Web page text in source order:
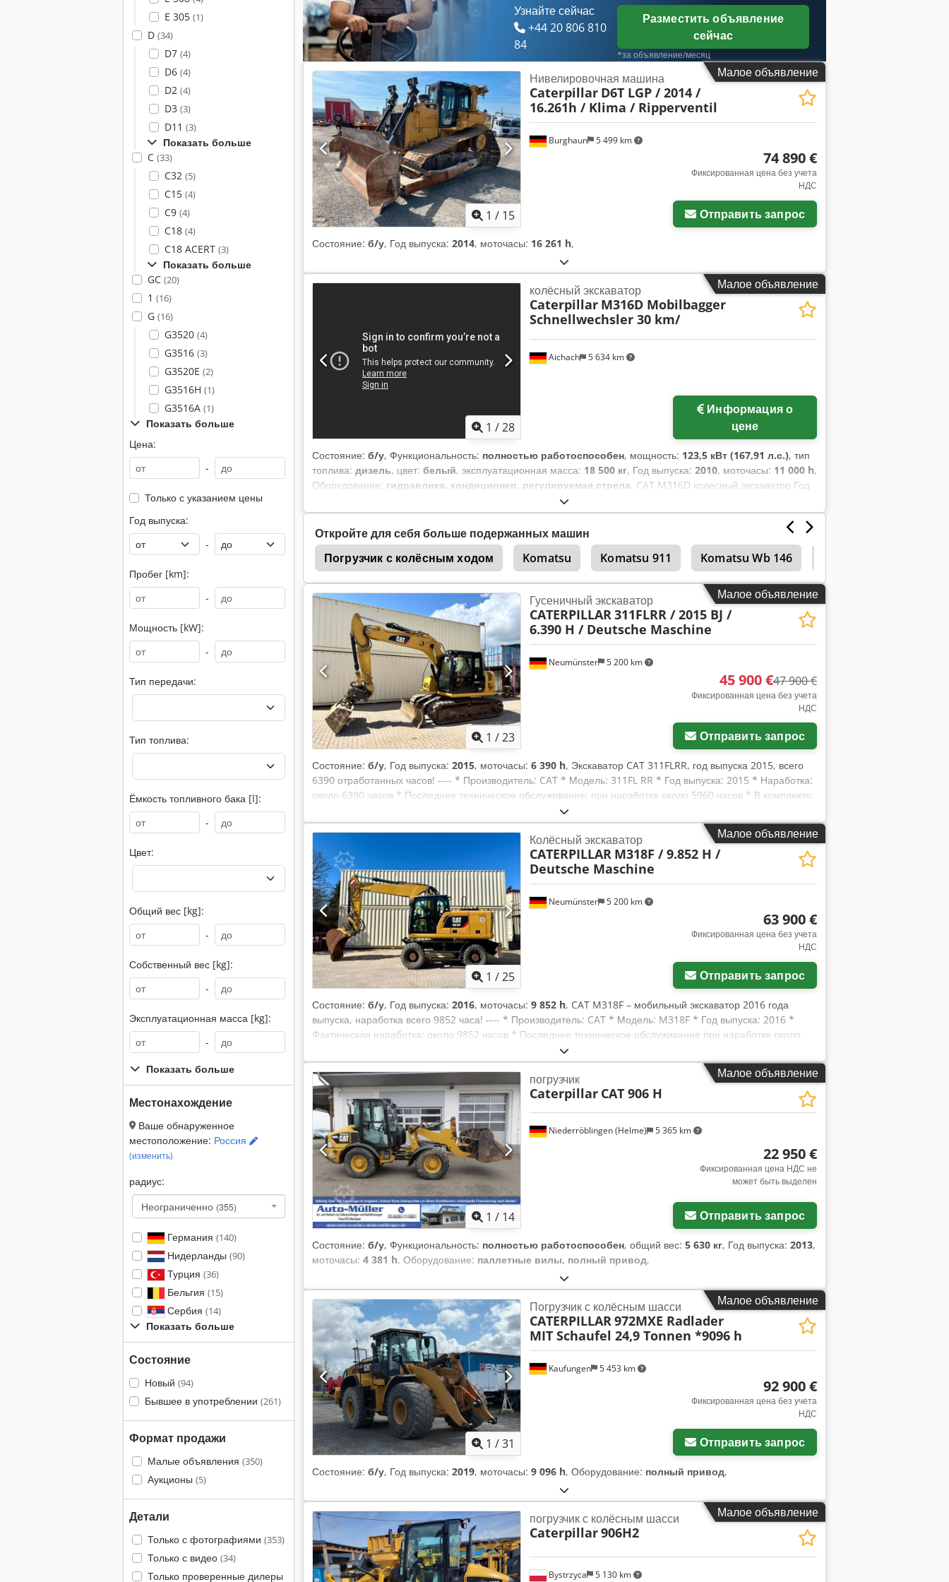
E 305 (1)
D (34)
D7 (4)
D6 (4)
D2 (4)
D3 (3)
D11 (3)
Показать больше
C (33)
C32 (5)
C15 (4)
C9 (4)
C18 (4)
C18 ACERT (3)
Показать больше
GC (20)
1 (16)
G (16)
G3520 (4)
G3516 (3)
G3520E (2)
G3516H (1)
G3516A (1)
Показать больше
Цена:
-
Только с указанием цены
Год выпуска:
-
Пробег [km]:
-
Мощность [kW]:
-
Тип передачи:
Тип топлива:
Ёмкость топливного бака [l]:
-
Цвет:
Общий вес [kg]:
-
Собственный вес [kg]:
-
Эксплуатационная масса [kg]:
-
Показать больше
Местонахождение
Ваше обнаруженное
местоположение: Россия
(изменить)
радиус:
Неограниченно (355)
Германия (140)
Нидерланды (90)
Турция (36)
Бельгия (15)
Сербия (14)
Показать больше
Состояние
Новый (94)
Бывшее в употреблении (261)
Формат продажи
Малые объявления (350)
Аукционы (5)
Детали
Только с фотографиями (353)
Только с видео (34)
Только проверенные дилеры
Узнайте сейчас
+44 20 806 810
84
Разместить объявление
сейчас
*за объявление/месяц
Малое объявление
1 / 15
Burghaun 5 499 km
Нивелировочная машина
Caterpillar D6T LGP / 2014 /
16.261h / Klima / Ripperventil
74 890 €
Фиксированная цена без учета
НДС
Отправить запрос
Состояние: б/у, Год выпуска: 2014, моточасы: 16 261 h,
Малое объявление
1 /28
Aichach 5 634 km
колёсный экскаватор
Caterpillar M316D Mobilbagger
Schnellwechsler 30 km/
цене
Состояние: б/у, Функциональность: полностью работоспособен, мощность: 123,5 кВт (167,91 л.с.), тип
топлива: дизель, цвет: белый, эксплуатационная масса: 18 500 кг, Год выпуска: 2010, моточасы: 11 000 h,
Оборудование: гидравлика, кондиционер, регулируемая стрела, CAT M316D колесный экскаватор Год
выпуска 2010 11 000 м.ч. 123,5 кВт, 6-цилиндровый двигатель CAT 18 500 кг Dcedpfsy A Sppox Abujk 30 км/
ч Опорные лапы + отвал Поворотная стрела Климат-контроль Гидравлический поворотный быстросъем SW
MS21 3 ковша Камера Джойстиковое управление Все линии
Откройте для себя больше подержанных машин
Погрузчик с колёсным ходом
Komatsu Komatsu 911 Komatsu Wb 146
Экскаватор Liebherr 941
Малое объявление
1 /23
Neumünster 5 200 km
Гусеничный экскаватор
CATERPILLAR311FLRR / 2015 BJ /
6.390 H / Deutsche Maschine
45 900 €47 900 €
Фиксированная цена без учета
НДС
Отправить запрос
Состояние: б/у, Год выпуска: 2015, моточасы: 6 390 h, Экскаватор CAT 311FLRR, год выпуска 2015, всего
6390 отработанных часов! ---- * Производитель: CAT * Модель: 311FL RR * Год выпуска: 2015 * Наработка:
около 6390 часов * Последнее техническое обслуживание: при наработке около 5960 часов * В комплекте:
гидравлический механизм быстрой смены навесного оборудования CW20 * В комплекте: гидравлический
ковш для планировки * Немецкая машина * Первый владелец * Резиновые гусеницы * Отвал *
Кондиционер * Камера заднего вида * Гидравлические линии Dcodpfxjy Sdlzj Abusk * Хорошее состояние!
* Ходовая часть: около 40–50% ресурса * Дополнительные фотографии и видео по запросу (WhatsApp,
Эрик) * Цена: 45 900 евро, без НДС + 19% НДС. ---- По любым вопросам, пожалуйста, звоните: Эрик
Кортум: WhatsApp. ?Все данные носят справочный характер и не являются гарантией. Ошибки и
предварительная продажа возможны.?
Малое объявление
1 /25
Neumünster 5 200 km
Колёсный экскаватор
CATERPILLAR M318F / 9.852 H /
Deutsche Maschine
63 900 €
Фиксированная цена без учета
НДС
Отправить запрос
Состояние: б/у, Год выпуска: 2016, моточасы: 9 852 h, CAT M318F – мобильный экскаватор 2016 года
выпуска, наработка всего 9852 часа! ---- * Производитель: CAT * Модель: M318F * Год выпуска: 2016 *
Фактическая наработка: около 9852 часов * Последнее техническое обслуживание при наработке около
9523 часов (06/2025) * Машина из Германии / первая рука * В комплекте: система быстрого сменного
оборудования Liebherr Likufix SWA48 (гидравлическая) * В комплекте: 1 глубококопающий ковш * Хорошее
состояние шин * Хорошее общее состояние * Кондиционер * Центральная система смазки * Мощность:
129,4 кВт * Имеются документы CE и подтверждение данных * Цена: 63 900 евро, без НДС + 19 % НДС. ----
Djdpfx Abeyzld Djujck По любым вопросам звоните: Эрик Кортум: WhatsApp Вся информация
предоставлена без гарантии и ответственности, возможны ошибки и предварительная продажа.
Малое объявление
1 / 14
Niederröblingen (Helme) 5 365 km
погрузчик
Caterpillar CAT 906 H
22 950 €
Фиксированная цена НДС не
может быть выделен
Отправить запрос
Состояние: б/у, Функциональность: полностью работоспособен, общий вес: 5 630 кг, Год выпуска: 2013,
моточасы: 4 381 h, Оборудование: паллетные вилы, полный привод,
Малое объявление
1 /31
Kaufungen 5 453 km
Погрузчик с колёсным шасси
CATERPILLAR 972MXE Radlader
MIT Schaufel 24,9 Tonnen *9096 h
92 900 €
Фиксированная цена без учета
НДС
Отправить запрос
Состояние: б/у, Год выпуска: 2019, моточасы: 9 096 h, Оборудование: полный привод,
Малое объявление
Bystrzyca 5 130 km
погрузчик с колёсным шасси
Caterpillar906H2